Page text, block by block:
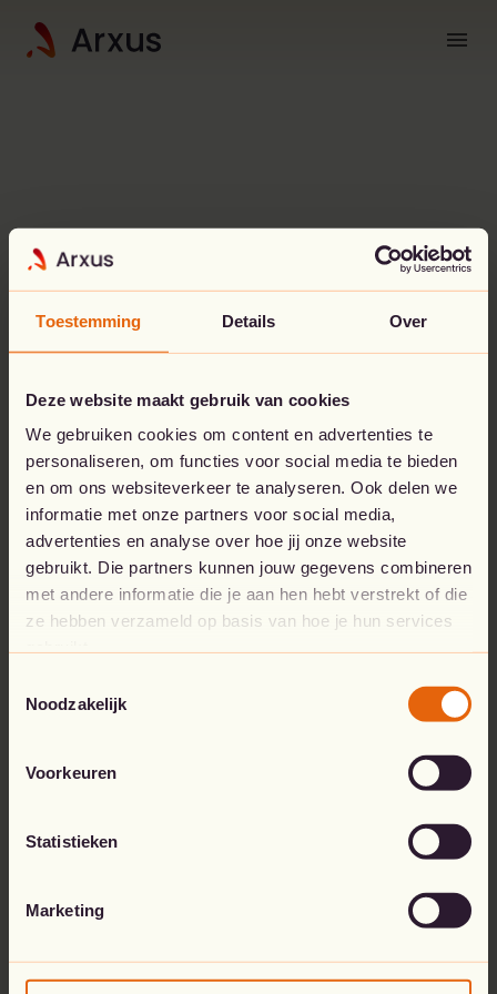
Toestemming Details Over
Deze website maakt gebruik van cookies
We gebruiken cookies om content en advertenties te
personaliseren, om functies voor social media te bieden
en om ons websiteverkeer te analyseren. Ook delen we
informatie met onze partners voor social media,
advertenties en analyse over hoe jij onze website
gebruikt. Die partners kunnen jouw gegevens combineren
met andere informatie die je aan hen hebt verstrekt of die
ze hebben verzameld op basis van hoe je hun services
Noodzakelijk
Voorkeuren
Statistieken
Marketing
menu
Whoops!Something went
wrong.
The page you’re looking for doesn't seem to exist.
Go to the home page